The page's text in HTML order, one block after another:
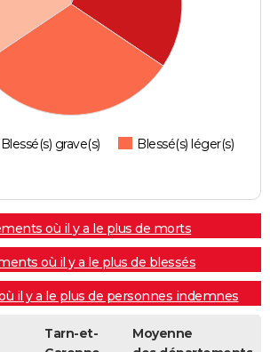
Blessé(s) grave(s)
Blessé(s) léger(s)
où il y a le plus de morts
où il y a le plus de blessés
il y a le plus de personnes indemnes
Tarn-et-
Moyenne